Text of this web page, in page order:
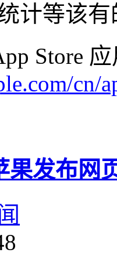
计等该
Store
cn/
果发布网